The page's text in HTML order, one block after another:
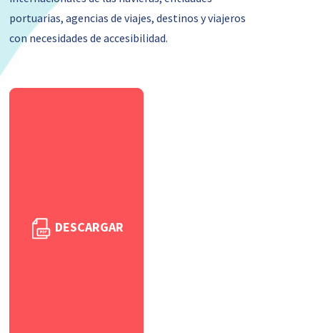
portuarias, agencias de viajes, destinos y viajeros
con necesidades de accesibilidad.
DESCARGAR